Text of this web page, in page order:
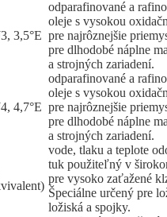
3,5°E
odparafinované a
oleje s vysokou
pre najrôznejšie
pre dlhodobé náplne
a strojných zariadení.
4,7°E
odparafinované a
oleje s vysokou
pre najrôznejšie
pre dlhodobé náplne
a strojných zariadení.
vode, tlaku a teplote
tuk použiteľný v
pre vysoko zaťažené
Špeciálne určený pre
ložiská a spojky.